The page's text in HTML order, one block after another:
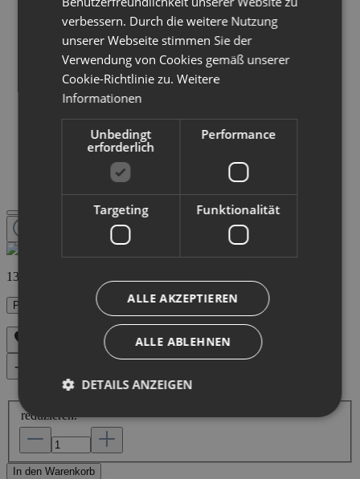
138,00 €
Preise inkl. MwSt. zzgl. Versandkosten
Produkt Anzahl: Gib den gewünschten Wert ein oder benutze
reduzieren.
In den Warenkorb
verbessern. Durch die weitere Nutzung
unserer Webseite stimmen Sie der
Verwendung von Cookies gemäß unserer
Cookie-Richtlinie zu.Weitere
Informationen
Unbedingt
erforderlich
Performance
Targeting Funktionalität
ALLE AKZEPTIEREN
ALLE ABLEHNEN
DETAILS ANZEIGEN